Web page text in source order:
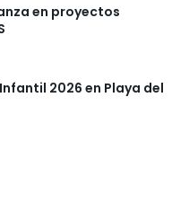
en proyectos
2026 en Playa del